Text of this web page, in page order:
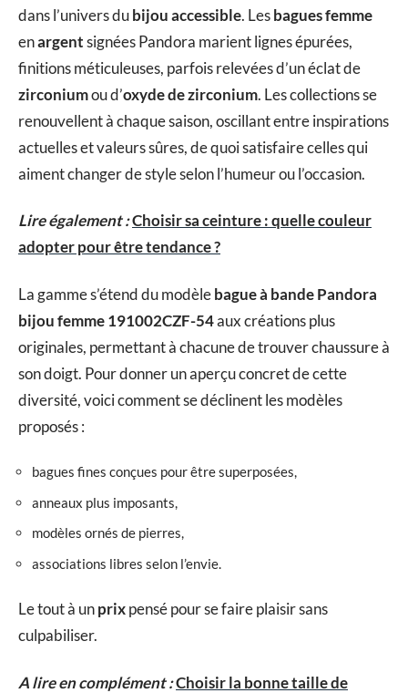
dans l’univers dubijou accessible. Lesbagues femme
enargentsignées Pandora marient lignes épurées,
finitions méticuleuses, parfois relevées d’un éclat de
zirconiumou d’oxyde de zirconium. Les collections se
renouvellent à chaque saison, oscillant entre inspirations
actuelles et valeurs sûres, de quoi satisfaire celles qui
aiment changer de style selon l’humeur ou l’occasion.
Lire également :Choisir sa ceinture : quelle couleur
adopter pour être tendance ?
La gamme s’étend du modèlebague à bande Pandora
bijou femme 191002CZF-54aux créations plus
originales, permettant à chacune de trouver chaussure à
son doigt. Pour donner un aperçu concret de cette
diversité, voici comment se déclinent les modèles
proposés :
bagues fines conçues pour être superposées,
anneaux plus imposants,
modèles ornés de pierres,
associations libres selon l’envie.
Le tout à unprixpensé pour se faire plaisir sans
culpabiliser.
A lire en complément :Choisir la bonne taille de